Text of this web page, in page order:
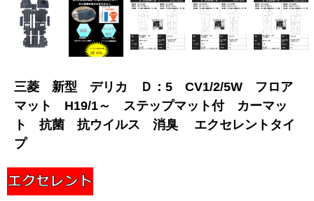
三菱 新型 デリカ Ｄ：5 CV1/2/5W フロア
マット H19/1～ ステップマット付 カーマッ
ト 抗菌 抗ウイルス 消臭 エクセレントタイ
プ